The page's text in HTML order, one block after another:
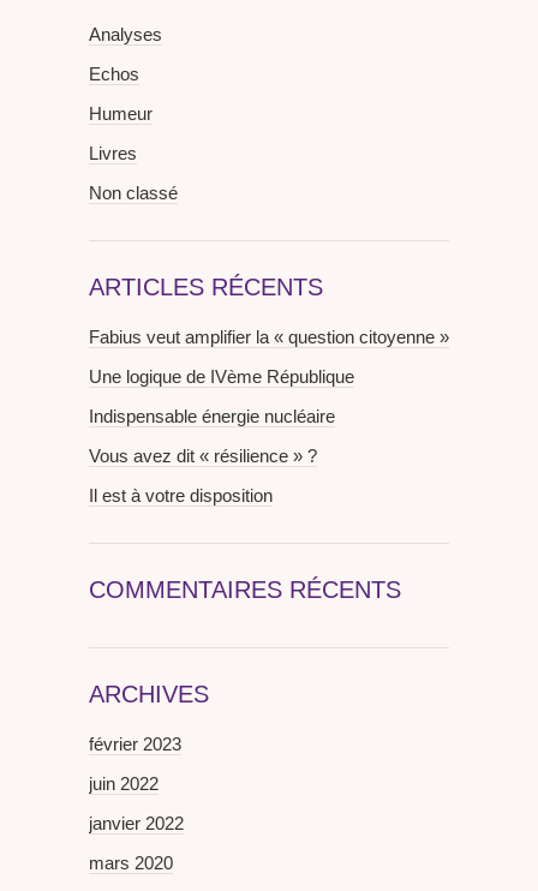
Analyses
Echos
Humeur
Livres
Non classé
ARTICLES RÉCENTS
Fabius veut amplifier la « question citoyenne »
Une logique de IVème République
Indispensable énergie nucléaire
Vous avez dit « résilience » ?
Il est à votre disposition
COMMENTAIRES RÉCENTS
ARCHIVES
février 2023
juin 2022
janvier 2022
mars 2020